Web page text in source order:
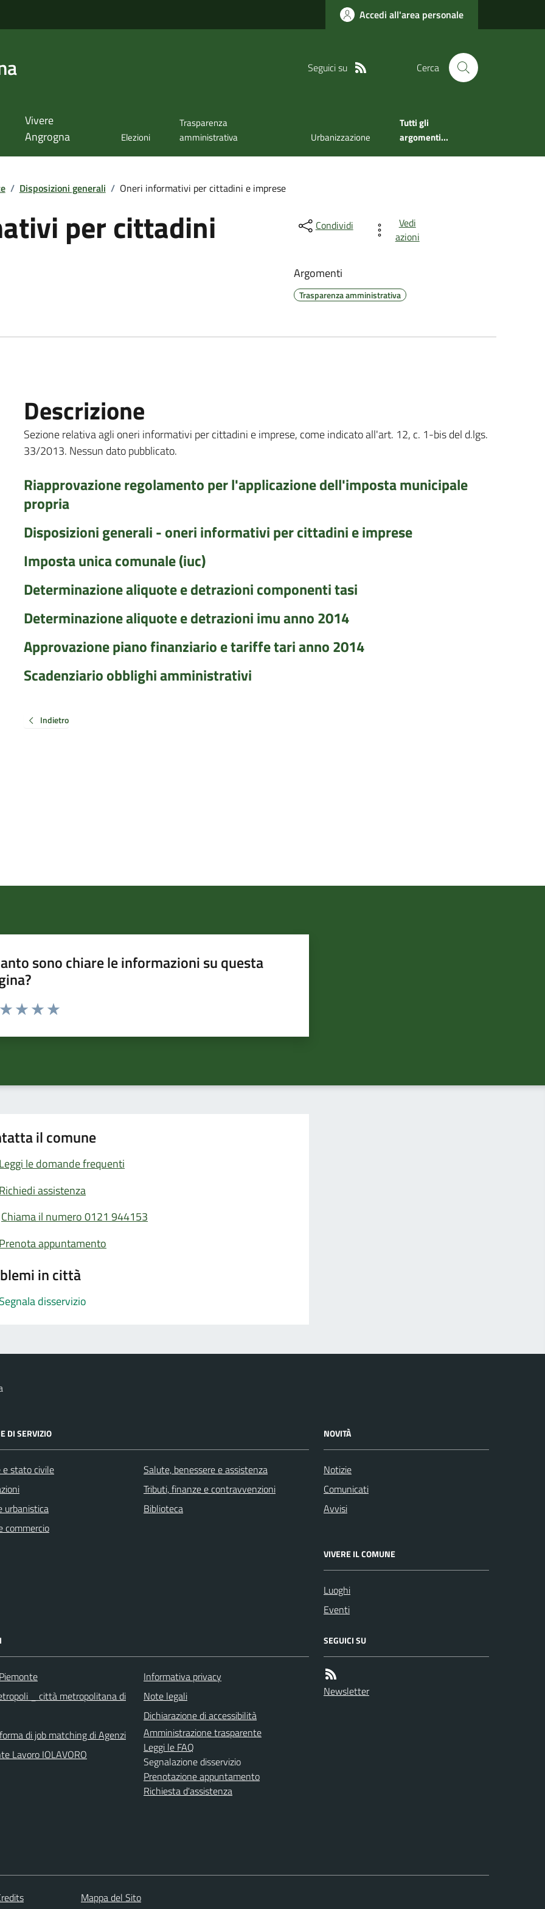
Accedi all'area personale
Seguici su Cerca
Vivere
Angrogna
Elezioni
Trasparenza
amministrativa
Urbanizzazione
Tutti gli
argomenti...
/ Disposizioni generali / Oneri informativi per cittadini e imprese
per cittadini Condividi
Vedi
azioni
Argomenti
Trasparenza amministrativa
Descrizione
Sezione relativa agli oneri informativi per cittadini e imprese, come indicato all'art. 12, c. 1-bis del d.lgs.
33/2013. Nessun dato pubblicato.
Riapprovazione regolamento per l'applicazione dell'imposta municipale
propria
Disposizioni generali - oneri informativi per cittadini e imprese
Imposta unica comunale (iuc)
Determinazione aliquote e detrazioni componenti tasi
Determinazione aliquote e detrazioni imu anno 2014
Approvazione piano finanziario e tariffe tari anno 2014
Scadenziario obblighi amministrativi
Indietro
sono chiare le informazioni su questa
da 1 a 5 stelle la pagina
il comune
Leggi le domande frequenti
Richiedi assistenza
Chiama il numero 0121 944153
Prenota appuntamento
in città
Segnala disservizio
DI SERVIZIO
e stato civile
urbanistica
commercio
Salute, benessere e assistenza
Tributi, finanze e contravvenzioni
Biblioteca
NOVITÀ
Notizie
Comunicati
Avvisi
VIVERE IL COMUNE
Luoghi
Eventi
_ città metropolitana di
di job matching di Agenzi
Lavoro IOLAVORO
Informativa privacy
Note legali
Dichiarazione di accessibilità
Amministrazione trasparente
Leggi le FAQ
Segnalazione disservizio
Prenotazione appuntamento
Richiesta d'assistenza
SEGUICI SU
Newsletter
Mappa del Sito